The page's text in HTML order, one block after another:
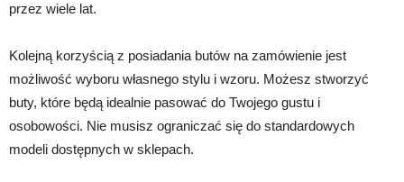
przez wiele lat.
Kolejną korzyścią z posiadania butów na zamówienie jest
możliwość wyboru własnego stylu i wzoru. Możesz stworzyć
buty, które będą idealnie pasować do Twojego gustu i
osobowości. Nie musisz ograniczać się do standardowych
modeli dostępnych w sklepach.